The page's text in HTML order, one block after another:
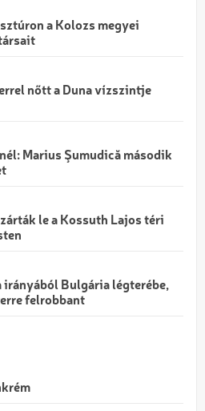
a Kolozs megyei
nőtt a Duna vízszintje
Marius Şumudică második
le a Kossuth Lajos téri
irányából Bulgária légterébe,
felrobbant